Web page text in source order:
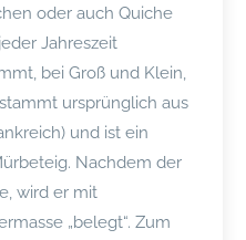
oder auch Quiche
Jahreszeit
bei Groß und Klein,
ursprünglich aus
und ist ein
Nachdem der
wird er mit
„belegt“. Zum